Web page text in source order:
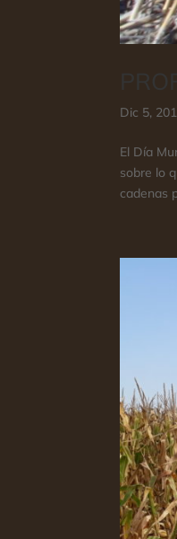
Dic 5,
El Día
sobre lo
cadenas